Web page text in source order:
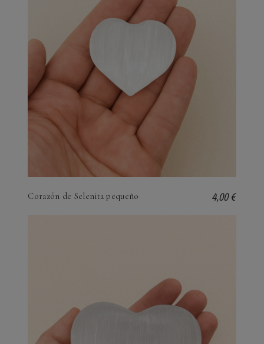
Corazón de Selenita pequeño 4,00 €